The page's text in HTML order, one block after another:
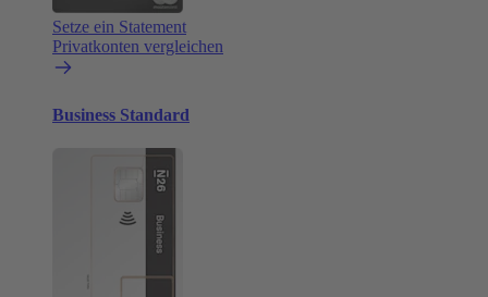
Setze ein Statement
Privatkonten vergleichen
Business Standard